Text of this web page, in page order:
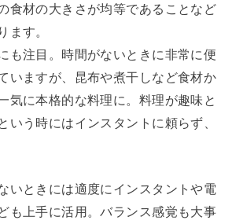
食材の大きさが均等であることなど
ます。
も注目。時間がないときに非常に便
いますが、昆布や煮干しなど食材か
気に本格的な料理に。料理が趣味と
いう時にはインスタントに頼らず、
いときには適度にインスタントや電
も上手に活用。バランス感覚も大事